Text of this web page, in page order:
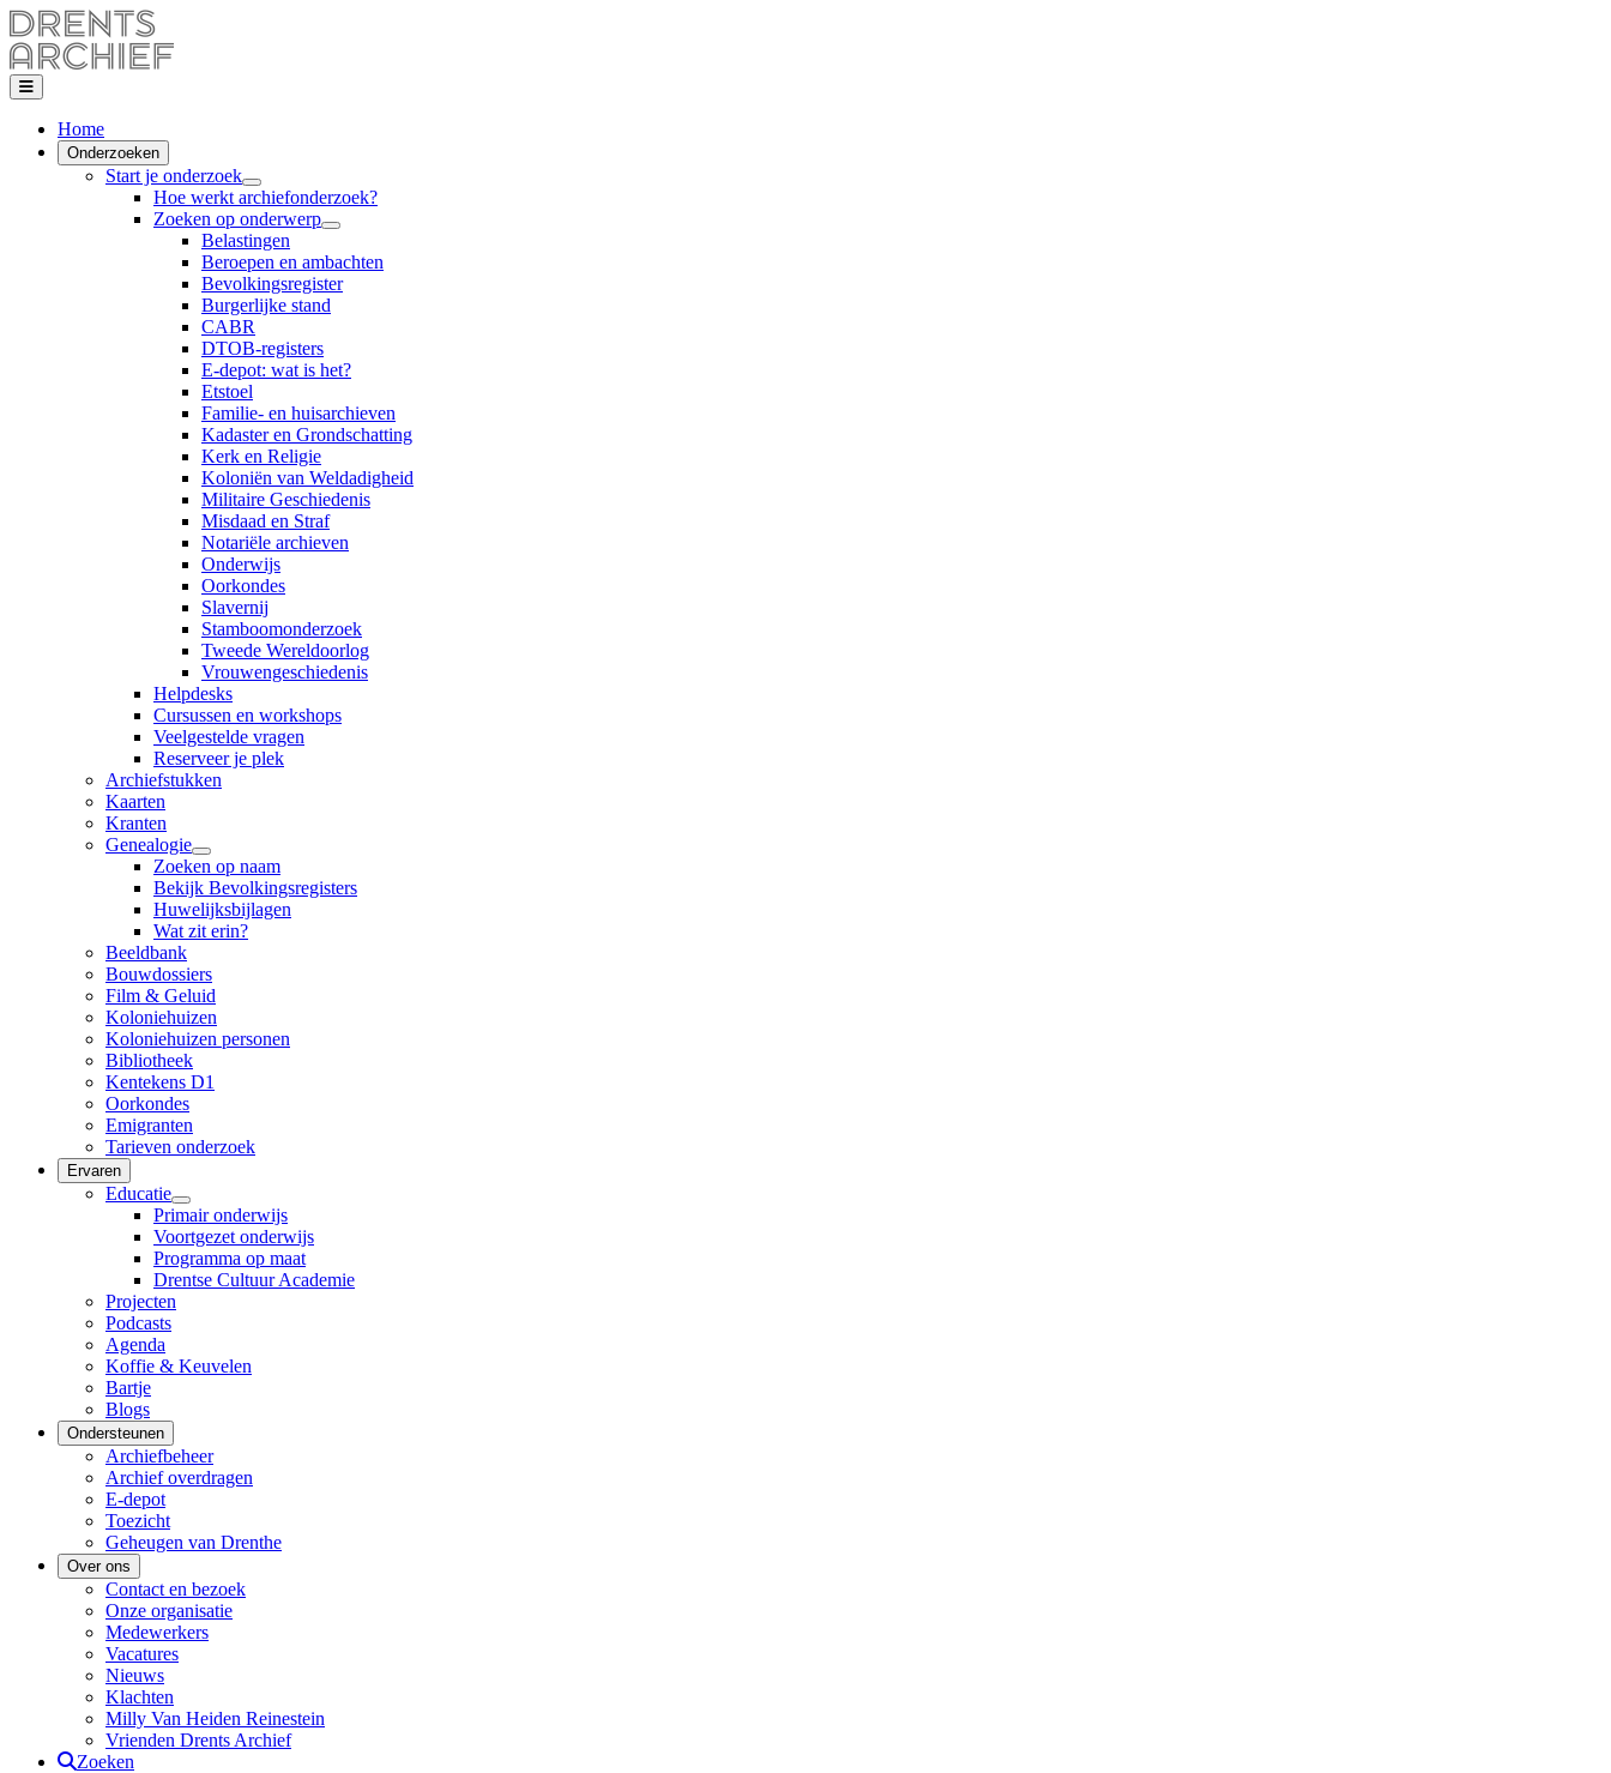
Home
Onderzoeken
Start je onderzoek
Hoe werkt archiefonderzoek?
Zoeken op onderwerp
Belastingen
Beroepen en ambachten
Bevolkingsregister
Burgerlijke stand
CABR
DTOB-registers
E-depot: wat is het?
Etstoel
Familie- en huisarchieven
Kadaster en Grondschatting
Kerk en Religie
Koloniën van Weldadigheid
Militaire Geschiedenis
Misdaad en Straf
Notariële archieven
Onderwijs
Oorkondes
Slavernij
Stamboomonderzoek
Tweede Wereldoorlog
Vrouwengeschiedenis
Helpdesks
Cursussen en workshops
Veelgestelde vragen
Reserveer je plek
Archiefstukken
Kaarten
Kranten
Genealogie
Zoeken op naam
Bekijk Bevolkingsregisters
Huwelijksbijlagen
Wat zit erin?
Beeldbank
Bouwdossiers
Film & Geluid
Koloniehuizen
Koloniehuizen personen
Bibliotheek
Kentekens D1
Oorkondes
Emigranten
Tarieven onderzoek
Ervaren
Educatie
Primair onderwijs
Voortgezet onderwijs
Programma op maat
Drentse Cultuur Academie
Projecten
Podcasts
Agenda
Koffie & Keuvelen
Bartje
Blogs
Ondersteunen
Archiefbeheer
Archief overdragen
E-depot
Toezicht
Geheugen van Drenthe
Over ons
Contact en bezoek
Onze organisatie
Medewerkers
Vacatures
Nieuws
Klachten
Milly Van Heiden Reinestein
Vrienden Drents Archief
Zoeken